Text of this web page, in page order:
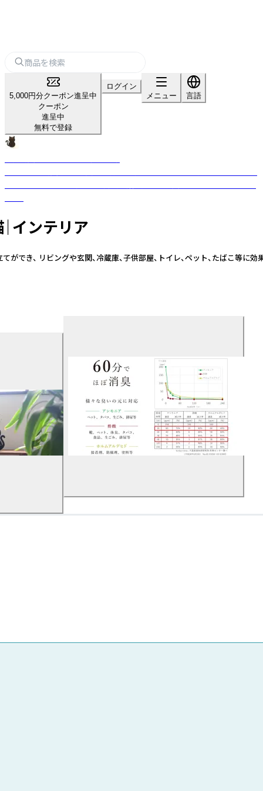
5,000円分クーポン進呈中
クーポン
進呈中
無料で登録
ログイン
メニュー
言語
インテリア
リビングや玄関、冷蔵庫、子供部屋、トイレ、ペット、たばこ